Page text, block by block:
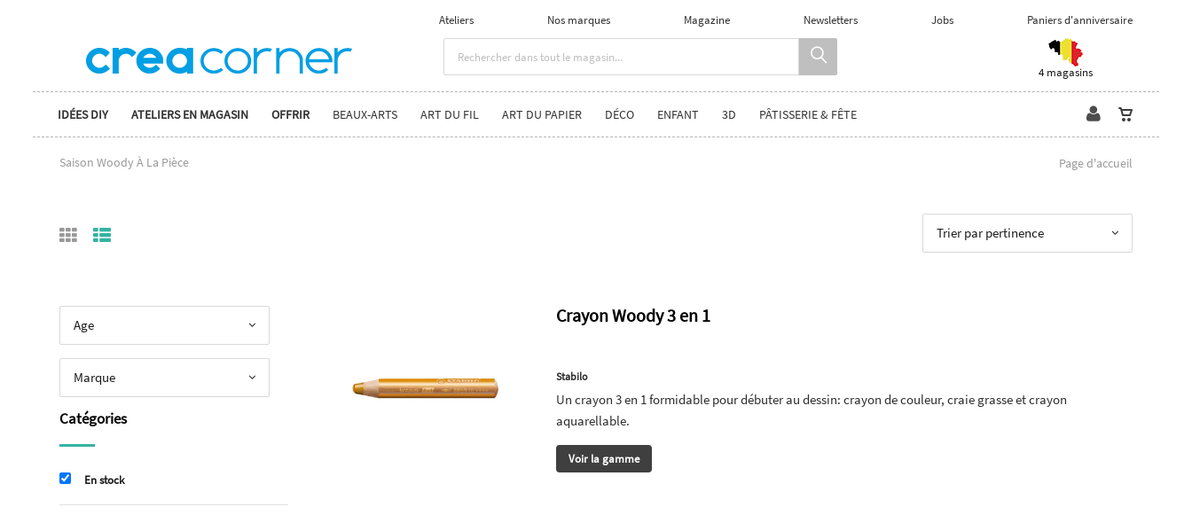
Ateliers Nos marques Magazine Newsletters Jobs Paniers d'anniversaire
4 magasins
IDÉES DIY ATELIERS EN MAGASIN OFFRIR BEAUX-ARTS ART DU FIL ART DU PAPIER DÉCO ENFANT 3D PÂTISSERIE & FÊTE
Saison Woody À La Pièce Page d'accueil
Trier par pertinence
Crayon Woody 3 en 1
Stabilo
Un crayon 3 en 1 formidable pour débuter au dessin: crayon de couleur, craie grasse et crayon
aquarellable.
Voir la gamme
Age
Marque
Catégories
En stock